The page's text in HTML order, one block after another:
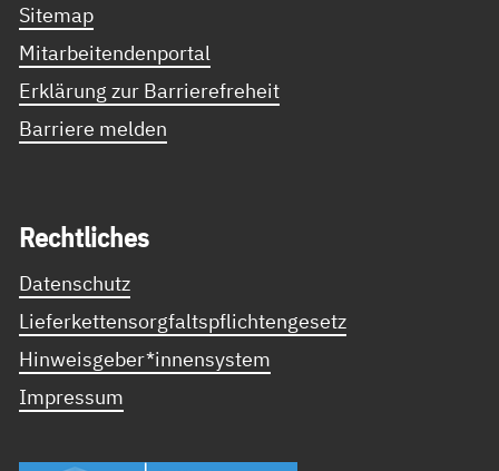
Sitemap
Mitarbeitendenportal
Erklärung zur Barrierefreheit
Barriere melden
Recht­li­ches
Datenschutz
Lieferkettensorgfaltspflichtengesetz
Hinweisgeber*innensystem
Impressum